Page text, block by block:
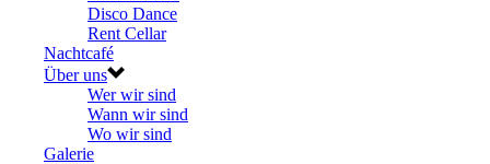
Disco Dance
Rent Cellar
Nachtcafé
Über uns
Wer wir sind
Wann wir sind
Wo wir sind
Galerie